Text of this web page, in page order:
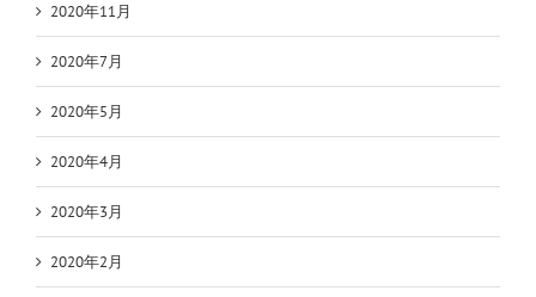
2020年11月
2020年7月
2020年5月
2020年4月
2020年3月
2020年2月